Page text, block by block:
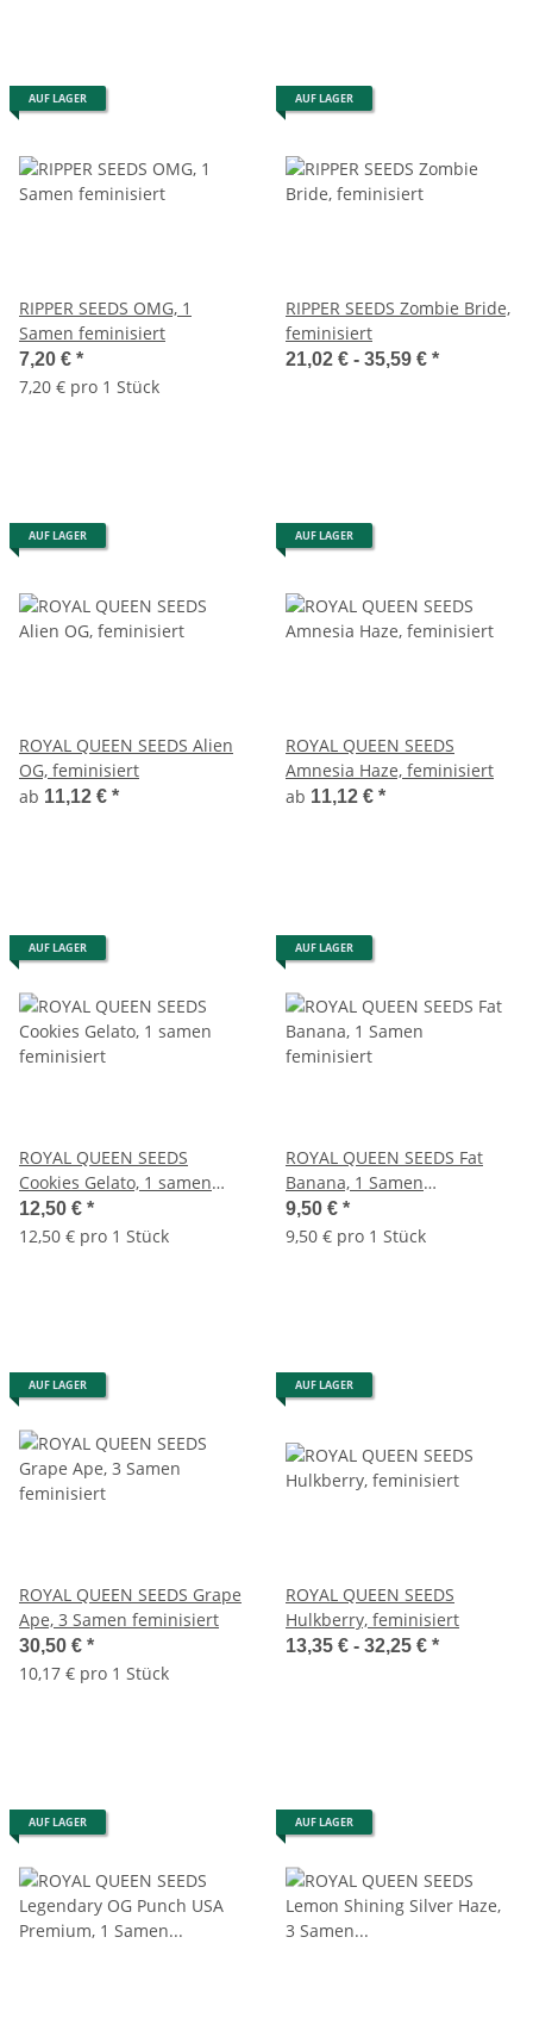
AUF LAGER
RIPPER SEEDS OMG, 1
Samen feminisiert
7,20 € *
7,20 € pro 1 Stück
AUF LAGER
RIPPER SEEDS Zombie Bride,
feminisiert
21,02 € - 35,59 € *
AUF LAGER
ROYAL QUEEN SEEDS Alien
OG, feminisiert
ab 11,12 € *
AUF LAGER
ROYAL QUEEN SEEDS
Amnesia Haze, feminisiert
ab 11,12 € *
AUF LAGER
ROYAL QUEEN SEEDS
Cookies Gelato, 1 samen
feminisiert
12,50 € *
12,50 € pro 1 Stück
AUF LAGER
ROYAL QUEEN SEEDS Fat
Banana, 1 Samen
feminisiert
9,50 € *
9,50 € pro 1 Stück
AUF LAGER
ROYAL QUEEN SEEDS Grape
Ape, 3 Samen feminisiert
30,50 € *
10,17 € pro 1 Stück
AUF LAGER
ROYAL QUEEN SEEDS
Hulkberry, feminisiert
13,35 € - 32,25 € *
AUF LAGER AUF LAGER